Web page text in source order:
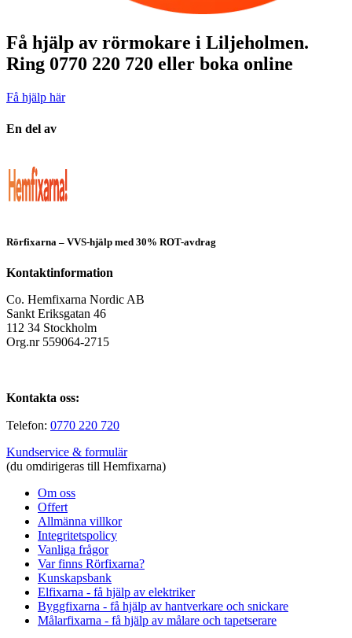
Få hjälp av rörmokare i Liljeholmen.
Ring 0770 220 720 eller boka online
Få hjälp här
En del av
Rörfixarna – VVS-hjälp med 30% ROT-avdrag
Kontaktinformation
Co. Hemfixarna Nordic AB
Sankt Eriksgatan 46
112 34 Stockholm
Org.nr 559064-2715
Kontakta oss:
Telefon: 0770 220 720
Kundservice & formulär
(du omdirigeras till Hemfixarna)
Om oss
Offert
Allmänna villkor
Integritetspolicy
Vanliga frågor
Var finns Rörfixarna?
Kunskapsbank
Elfixarna - få hjälp av elektriker
Byggfixarna - få hjälp av hantverkare och snickare
Målarfixarna - få hjälp av målare och tapetserare